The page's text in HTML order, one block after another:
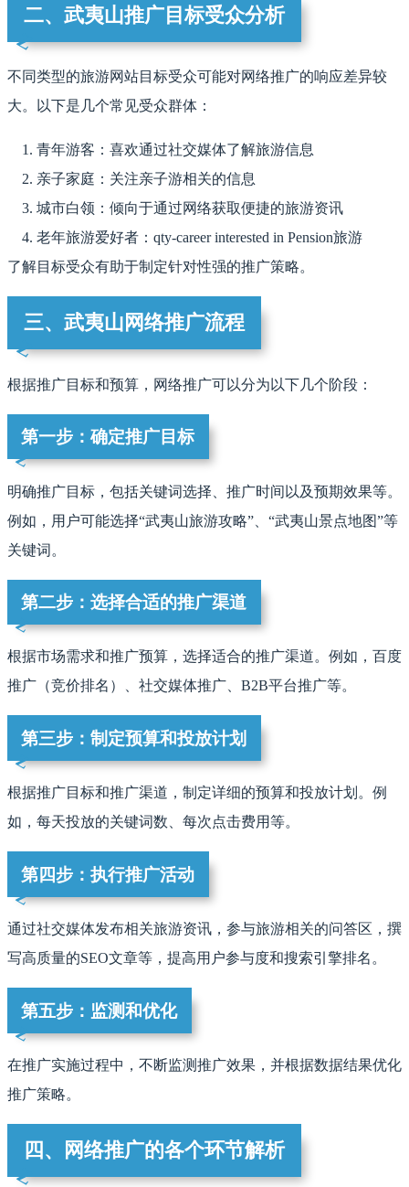
二、武夷山推广目标受众分析
不同类型的旅游网站目标受众可能对网络推广的响应差异较
大。以下是几个常见受众群体：
青年游客：喜欢通过社交媒体了解旅游信息
亲子家庭：关注亲子游相关的信息
城市白领：倾向于通过网络获取便捷的旅游资讯
老年旅游爱好者：qty-career interested in Pension旅游
了解目标受众有助于制定针对性强的推广策略。
三、武夷山网络推广流程
根据推广目标和预算，网络推广可以分为以下几个阶段：
第一步：确定推广目标
明确推广目标，包括关键词选择、推广时间以及预期效果等。
例如，用户可能选择“武夷山旅游攻略”、“武夷山景点地图”等
关键词。
第二步：选择合适的推广渠道
根据市场需求和推广预算，选择适合的推广渠道。例如，百度
推广（竞价排名）、社交媒体推广、B2B平台推广等。
第三步：制定预算和投放计划
根据推广目标和推广渠道，制定详细的预算和投放计划。例
如，每天投放的关键词数、每次点击费用等。
第四步：执行推广活动
通过社交媒体发布相关旅游资讯，参与旅游相关的问答区，撰
写高质量的SEO文章等，提高用户参与度和搜索引擎排名。
第五步：监测和优化
在推广实施过程中，不断监测推广效果，并根据数据结果优化
推广策略。
四、网络推广的各个环节解析